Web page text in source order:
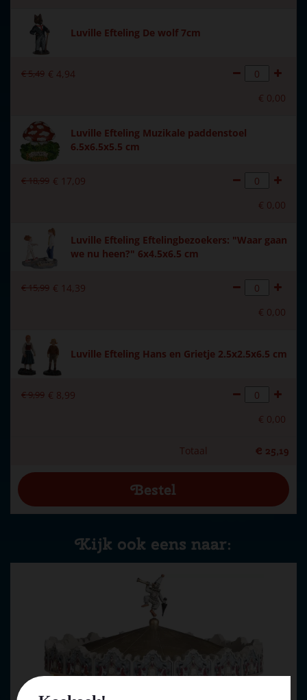
Luville Efteling De wolf 7cm
€5,49 € 4,94
€ 0,00
Luville Efteling Muzikale paddenstoel
6.5x6.5x5.5 cm
€18,99 € 17,09
€ 0,00
Luville Efteling Eftelingbezoekers: "Waar gaan
we nu heen?" 6x4.5x6.5 cm
€15,99 € 14, 39
€ 0,00
Luville Efteling Hans en Grietje 2.5x2.5x6.5 cm
€9,99 € 8,99
€ 0,00
Totaal € 25,19
Kijk ook eens naar: